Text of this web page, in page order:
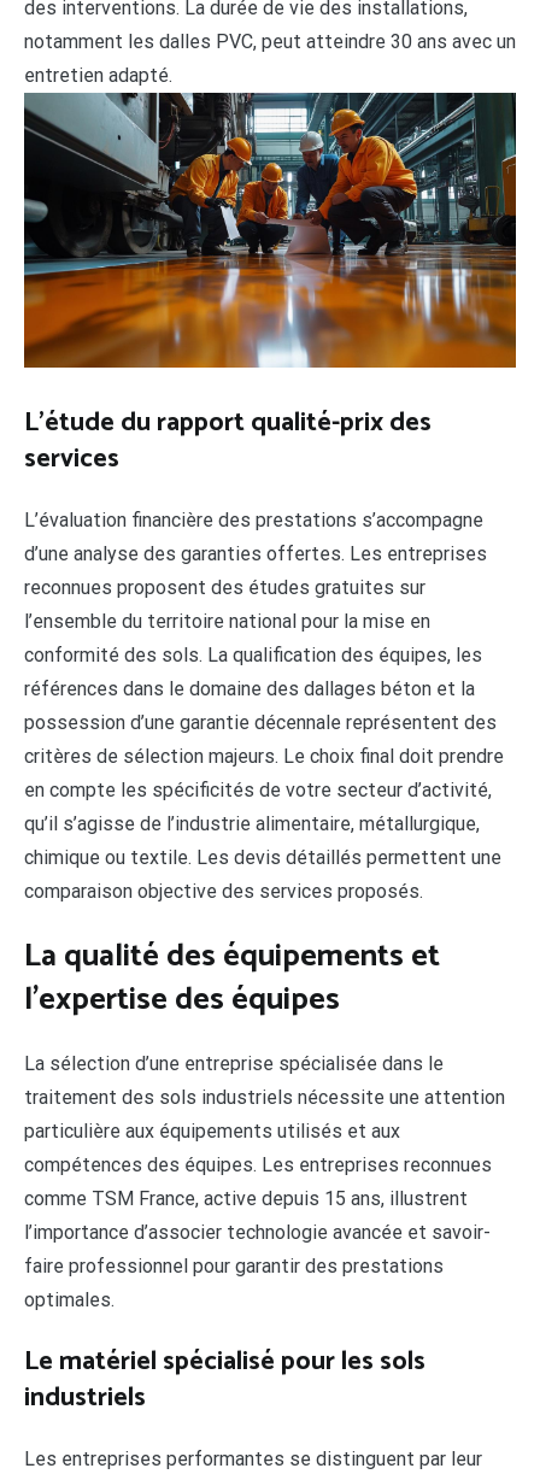
des interventions. La durée de vie des installations,
notamment les dalles PVC, peut atteindre 30 ans avec un
entretien adapté.
L’étude du rapport qualité-prix des
services
L’évaluation financière des prestations s’accompagne
d’une analyse des garanties offertes. Les entreprises
reconnues proposent des études gratuites sur
l’ensemble du territoire national pour la mise en
conformité des sols. La qualification des équipes, les
références dans le domaine des dallages béton et la
possession d’une garantie décennale représentent des
critères de sélection majeurs. Le choix final doit prendre
en compte les spécificités de votre secteur d’activité,
qu’il s’agisse de l’industrie alimentaire, métallurgique,
chimique ou textile. Les devis détaillés permettent une
comparaison objective des services proposés.
La qualité des équipements et
l’expertise des équipes
La sélection d’une entreprise spécialisée dans le
traitement des sols industriels nécessite une attention
particulière aux équipements utilisés et aux
compétences des équipes. Les entreprises reconnues
comme TSM France, active depuis 15 ans, illustrent
l’importance d’associer technologie avancée et savoir-
faire professionnel pour garantir des prestations
optimales.
Le matériel spécialisé pour les sols
industriels
Les entreprises performantes se distinguent par leur